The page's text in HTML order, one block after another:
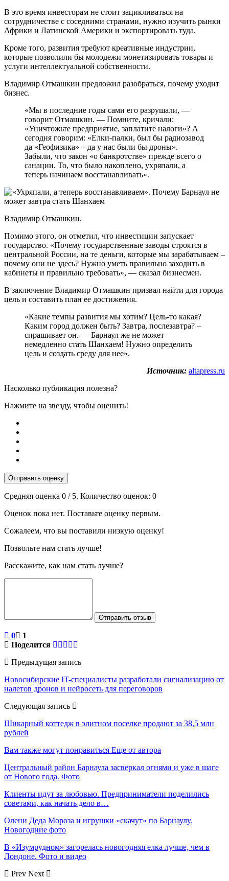
В это время инвесторам не стоит зацикливаться на
сотрудничестве с соседними странами, нужно изучить рынки
Африки и Латинской Америки и экспортировать туда.
Кроме того, развития требуют креативные индустрии,
которые позволили бы молодежи монетизировать товары и
услуги интеллектуальной собственности.
Владимир Отмашкин предложил разобраться, почему уходит
бизнес.
«Мы в последние годы сами его разрушали, —
говорит Отмашкин. — Помните, кричали:
«Уничтожьте предприятие, заплатите налоги»? А
сегодня говорим: «Елки-палки, был бы радиозавод
да «Геофизика» – да у нас были бы дроны».
Забыли, что закон «о банкротстве» прежде всего о
санации. То, что было накоплено, ухряпали, а
теперь начинаем восстанавливать».
Владимир Отмашкин.
Помимо этого, он отметил, что инвестиции запускает
государство. «Почему государственные заводы строятся в
центральной России, на те деньги, которые мы зарабатываем –
почему они не здесь? Нужно уметь правильно заходить в
кабинеты и правильно требовать», — сказал бизнесмен.
В заключение Владимир Отмашкин призвал найти для города
цель и составить план ее достижения.
«Какие темпы развития мы хотим? Цель-то какая?
Каким город должен быть? Завтра, послезавтра? –
спрашивает он. — Барнаул же не может
немедленно стать Шанхаем! Нужно определить
цель и создать среду для нее».
Источник: altapress.ru
Насколько публикация полезна?
Нажмите на звезду, чтобы оценить!
Отправить оценку
Средняя оценка 0 / 5. Количество оценок: 0
Оценок пока нет. Поставьте оценку первым.
Сожалеем, что вы поставили низкую оценку!
Позвольте нам стать лучше!
Расскажите, как нам стать лучше?
Отправить отзыв
0
1
Поделится
Предыдущая запись
Новосибирские IT-специалисты разработали сигнализацию от
налетов дронов и нейросеть для переговоров
Следующая запись
Шикарный коттедж в элитном поселке продают за 38,5 млн
рублей
Вам также могут понравиться Еще от автора
Центральный район Барнаула засверкал огнями и уже в шаге
от Нового года. Фото
Клиенты идут за любовью. Предприниматели поделились
советами, как начать дело в…
Олени Деда Мороза и игрушки «скачут» по Барнаулу.
Новогодние фото
В «Изумрудном» загорелась новогодняя елка лучше, чем в
Лондоне. Фото и видео
Prev Next